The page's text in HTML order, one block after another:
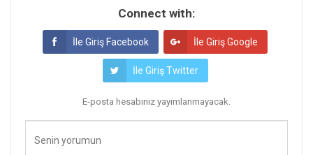
Connect with:
İle Giriş Facebook İle Giriş Google
İle Giriş Twitter
E-posta hesabınız yayımlanmayacak.